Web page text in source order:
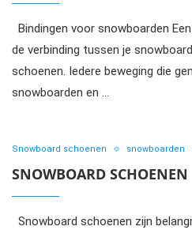
Bindingen voor snowboarden
de verbinding tussen je
schoenen. Iedere beweging die
snowboarden en …
Snowboard schoenen snowboarden
SNOWBOARD SCHOENEN
Snowboard schoenen zijn